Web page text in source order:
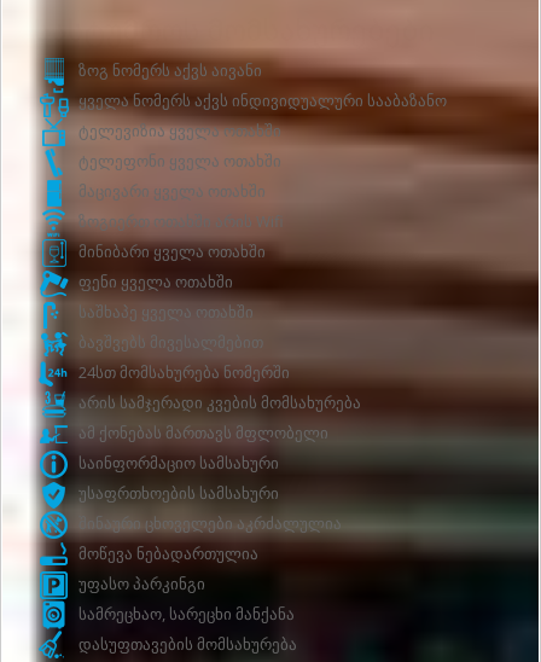
Სასტუმროს მომსახურებები
ზოგ ნომერს აქვს აივანი
ყველა ნომერს აქვს ინდივიდუალური სააბაზანო
ტელევიზია ყველა ოთახში
ტელეფონი ყველა ოთახში
მაცივარი ყველა ოთახში
ზოგიერთ ოთახში არის Wifi
მინიბარი ყველა ოთახში
ფენი ყველა ოთახში
საშხაპე ყველა ოთახში
ბავშვებს მივესალმებით
24სთ მომსახურება ნომერში
არის სამჯერადი კვების მომსახურება
ამ ქონებას მართავს მფლობელი
საინფორმაციო სამსახური
უსაფრთხოების სამსახური
შინაური ცხოველები აკრძალულია
მოწევა ნებადართულია
უფასო პარკინგი
სამრეცხაო, სარეცხი მანქანა
დასუფთავების მომსახურება